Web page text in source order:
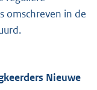
omschreven in de
Nieuwe